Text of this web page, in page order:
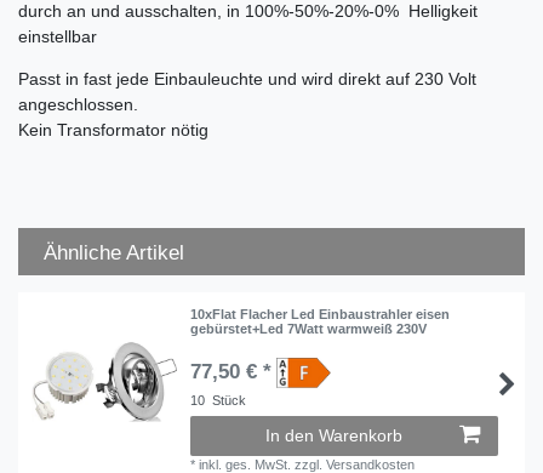
durch an und ausschalten, in 100%-50%-20%-0% Helligkeit
einstellbar
Passt in fast jede Einbauleuchte und wird direkt auf 230 Volt
angeschlossen.
Kein Transformator nötig
Ähnliche Artikel
10xFlat Flacher Led Einbaustrahler eisen
gebürstet+Led 7Watt warmweiß 230V
77,50 € *
10 Stück
In den Warenkorb
*inkl. ges. MwSt. zzgl.Versandkosten